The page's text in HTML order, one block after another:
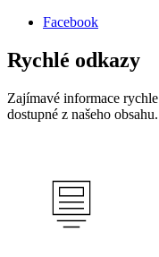
Facebook
Rychlé odkazy
Zajímavé informace rychle
dostupné z našeho obsahu.